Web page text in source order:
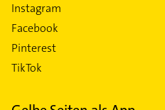
Instagram
Facebook
Pinterest
TikTok